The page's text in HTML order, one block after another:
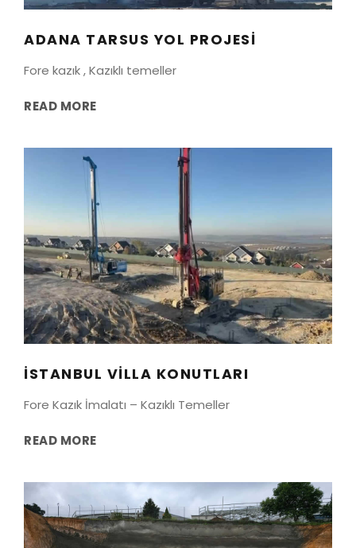
ADANA TARSUS YOL PROJESI
Fore kazık , Kazıklı temeller
READ MORE
İSTANBUL VILLA KONUTLARI
büyükçekmece / istanbul
İSTANBUL VILLA KONUTLARI
Fore Kazık İmalatı – Kazıklı Temeller
READ MORE